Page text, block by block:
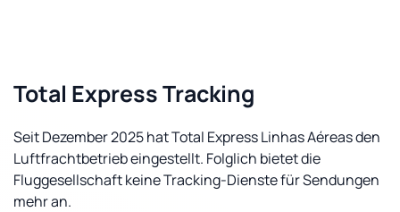
Total Express Tracking
Seit Dezember 2025 hat Total Express Linhas Aéreas den
Luftfrachtbetrieb eingestellt. Folglich bietet die
Fluggesellschaft keine Tracking-Dienste für Sendungen
mehr an.